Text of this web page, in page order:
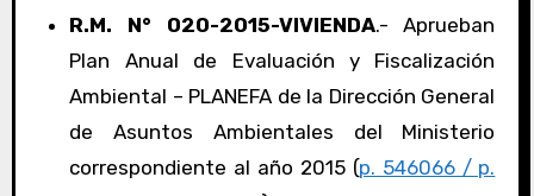
R.M. N° 020-2015-VIVIENDA.- Aprueban
Plan Anual de Evaluación y Fiscalización
Ambiental – PLANEFA de la Dirección General
de Asuntos Ambientales del Ministerio
correspondiente al año 2015 (p. 546066 / p.